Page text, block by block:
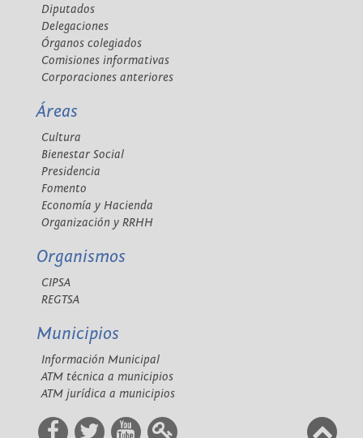
Diputados
Delegaciones
Órganos colegiados
Comisiones informativas
Corporaciones anteriores
Áreas
Cultura
Bienestar Social
Presidencia
Fomento
Economía y Hacienda
Organización y RRHH
Organismos
CIPSA
REGTSA
Municipios
Información Municipal
ATM técnica a municipios
ATM jurídica a municipios